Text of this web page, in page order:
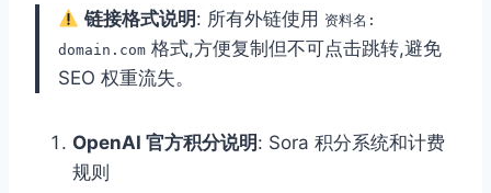
链接格式说明: 所有外链使用 资料名:
domain.com 格式,方便复制但不可点击跳转,避免
SEO 权重流失。
OpenAI 官方积分说明: Sora 积分系统和计费
规则